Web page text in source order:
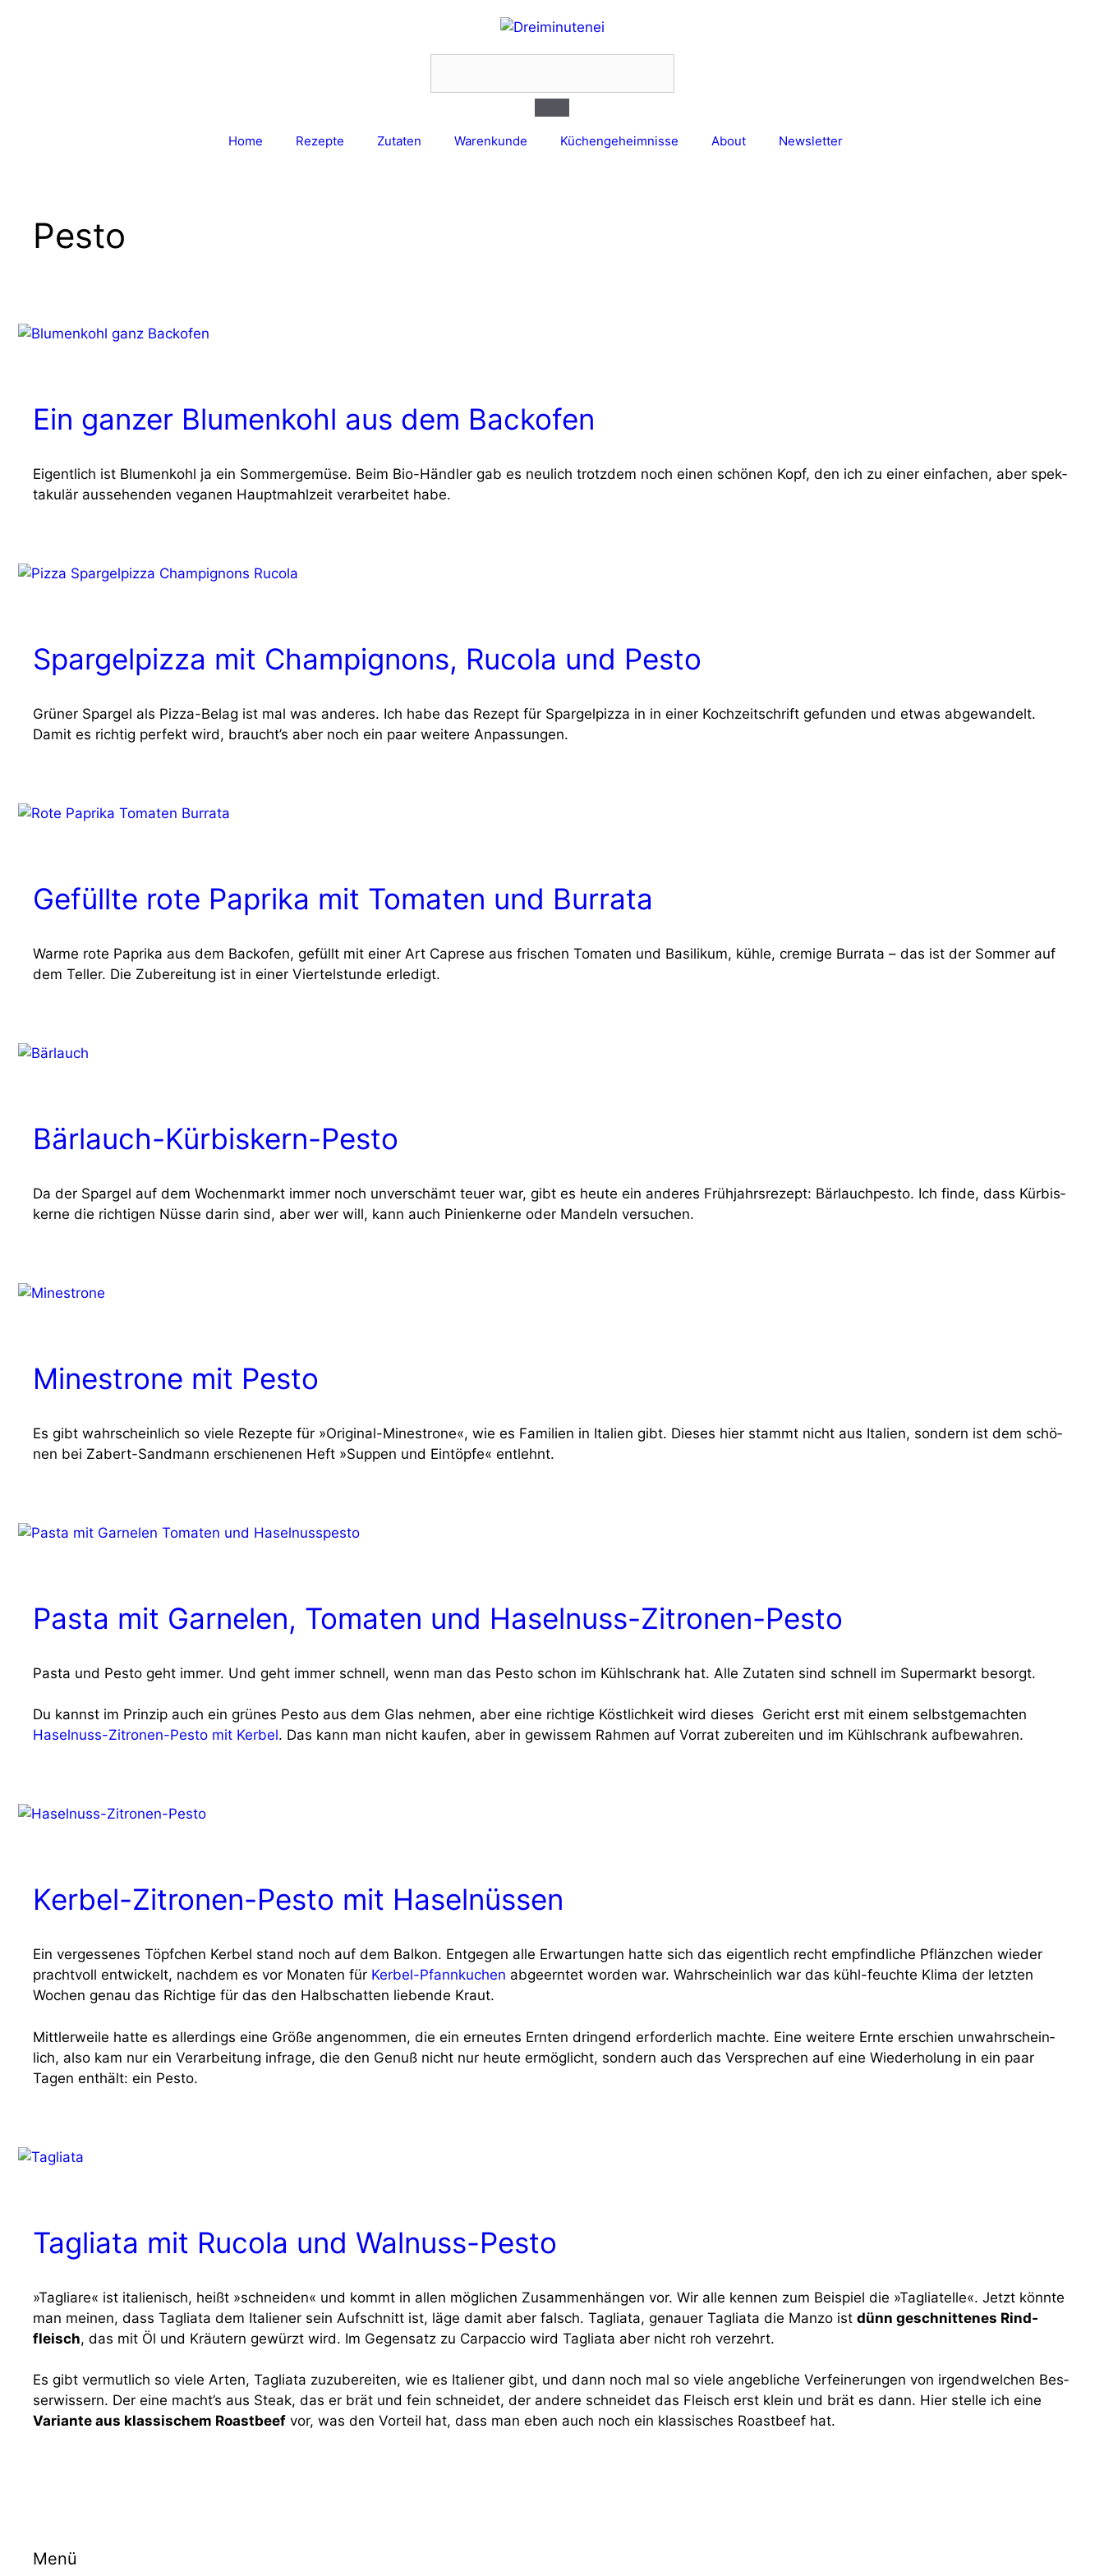
Menü
Home Rezepte Zutaten Warenkunde Küchengeheimnisse About Newsletter
Pesto
Ein ganzer Blumenkohl aus dem Backofen
Eigent­lich ist Blu­men­kohl ja ein Som­mer­ge­mü­se. Beim Bio-Händ­ler gab es neu­lich trotz­dem noch einen schö­nen Kopf, den ich zu einer ein­fa­chen, aber spek­
ta­ku­lär aus­se­hen­den vega­nen Haupt­mahl­zeit ver­ar­bei­tet habe.
Spargelpizza mit Champignons, Rucola und Pesto
Grü­ner Spar­gel als Piz­za-Belag ist mal was ande­res. Ich habe das Rezept für Spar­gel­piz­za in in einer Koch­zeit­schrift gefun­den und etwas abge­wan­delt.
Damit es rich­tig per­fekt wird, braucht’s aber noch ein paar wei­te­re Anpas­sun­gen.
Gefüllte rote Paprika mit Tomaten und Burrata
War­me rote Papri­ka aus dem Back­ofen, gefüllt mit einer Art Capre­se aus fri­schen Toma­ten und Basi­li­kum, küh­le, cre­mi­ge Bur­ra­ta – das ist der Som­mer auf
dem Tel­ler. Die Zube­rei­tung ist in einer Vier­tel­stun­de erle­digt.
Bärlauch-Kürbiskern-Pesto
Da der Spar­gel auf dem Wochen­markt immer noch unver­schämt teu­er war, gibt es heu­te ein ande­res Früh­jahrs­re­zept: Bär­lauch­pes­to. Ich fin­de, dass Kür­bis­
ker­ne die rich­ti­gen Nüs­se dar­in sind, aber wer will, kann auch Pini­en­ker­ne oder Man­deln ver­su­chen.
Minestrone mit Pesto
Es gibt wahr­schein­lich so vie­le Rezep­te für »Ori­gi­nal-Mine­stro­ne«, wie es Fami­li­en in Ita­li­en gibt. Die­ses hier stammt nicht aus Ita­li­en, son­dern ist dem schö­
nen bei Zabert-Sand­mann erschie­ne­nen Heft »Sup­pen und Ein­töp­fe« ent­lehnt.
Pasta mit Garnelen, Tomaten und Haselnuss-Zitronen-Pesto
Pas­ta und Pes­to geht immer. Und geht immer schnell, wenn man das Pes­to schon im Kühl­schrank hat. Alle Zuta­ten sind schnell im Super­markt besorgt.
Du kannst im Prin­zip auch ein grü­nes Pes­to aus dem Glas neh­men, aber eine rich­ti­ge Köst­lich­keit wird die­ses Gericht erst mit einem selbst­ge­mach­ten
Hasel­nuss-Zitro­nen-Pes­to mit Ker­bel. Das kann man nicht kau­fen, aber in gewis­sem Rah­men auf Vor­rat zube­rei­ten und im Kühl­schrank auf­be­wah­ren.
Kerbel-Zitronen-Pesto mit Haselnüssen
Ein ver­ges­se­nes Töpf­chen Ker­bel stand noch auf dem Bal­kon. Ent­ge­gen alle Erwar­tun­gen hat­te sich das eigent­lich recht emp­find­li­che Pflänz­chen wie­der
pracht­voll ent­wi­ckelt, nach­dem es vor Mona­ten für Ker­bel-Pfann­ku­chen abge­ern­tet wor­den war. Wahr­schein­lich war das kühl-feuch­te Kli­ma der letz­ten
Wochen genau das Rich­ti­ge für das den Halb­schat­ten lie­ben­de Kraut.
Mitt­ler­wei­le hat­te es aller­dings eine Grö­ße ange­nom­men, die ein erneu­tes Ern­ten drin­gend erfor­der­lich mach­te. Eine wei­te­re Ern­te erschien unwahr­schein­
lich, also kam nur ein Ver­ar­bei­tung infra­ge, die den Genuß nicht nur heu­te ermög­licht, son­dern auch das Ver­spre­chen auf eine Wie­der­ho­lung in ein paar
Tagen ent­hält: ein Pes­to.
Tagliata mit Rucola und Walnuss-Pesto
»Taglia­re« ist ita­lie­nisch, heißt »schnei­den« und kommt in allen mög­li­chen Zusam­men­hän­gen vor. Wir alle ken­nen zum Bei­spiel die »Taglia­tel­le«. Jetzt könn­te
man mei­nen, dass Taglia­ta dem Ita­lie­ner sein Auf­schnitt ist, läge damit aber falsch. Taglia­ta, genau­er Taglia­ta die Man­zo ist dünn geschnit­te­nes Rind­
fleisch, das mit Öl und Kräu­tern gewürzt wird. Im Gegen­satz zu Car­pac­cio wird Taglia­ta aber nicht roh ver­zehrt.
Es gibt ver­mut­lich so vie­le Arten, Taglia­ta zuzu­be­rei­ten, wie es Ita­lie­ner gibt, und dann noch mal so vie­le angeb­li­che Ver­fei­ne­run­gen von irgend­wel­chen Bes­
ser­wis­sern. Der eine macht’s aus Steak, das er brät und fein schnei­det, der ande­re schnei­det das Fleisch erst klein und brät es dann. Hier stel­le ich eine
Vari­an­te aus klas­si­schem Roast­beef vor, was den Vor­teil hat, dass man eben auch noch ein klas­si­sches Roast­beef hat.
Menü